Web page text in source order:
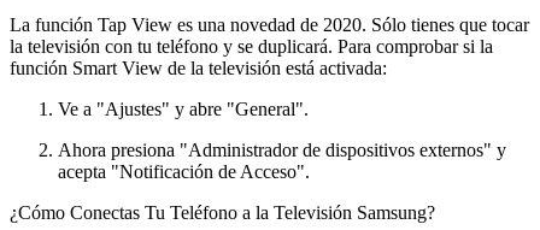
La función Tap View es una novedad de 2020. Sólo tienes que tocar
la televisión con tu teléfono y se duplicará. Para comprobar si la
función Smart View de la televisión está activada:
Ve a "Ajustes" y abre "General".
Ahora presiona "Administrador de dispositivos externos" y
acepta "Notificación de Acceso".
¿Cómo Conectas Tu Teléfono a la Televisión Samsung?